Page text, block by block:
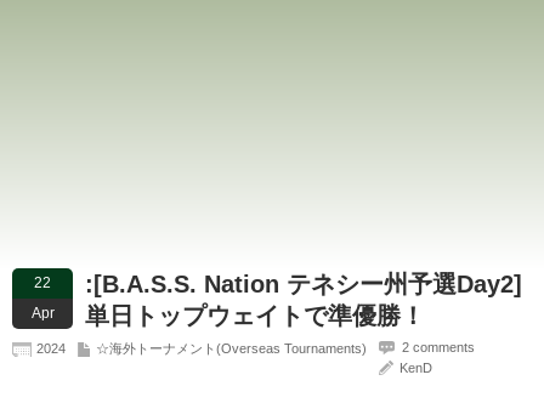
22
Apr
:[B.A.S.S. Nation テネシー州予選Day2]
単日トップウェイトで準優勝！
2024 ☆海外トーナメント(Overseas Tournaments)
2 comments
KenD